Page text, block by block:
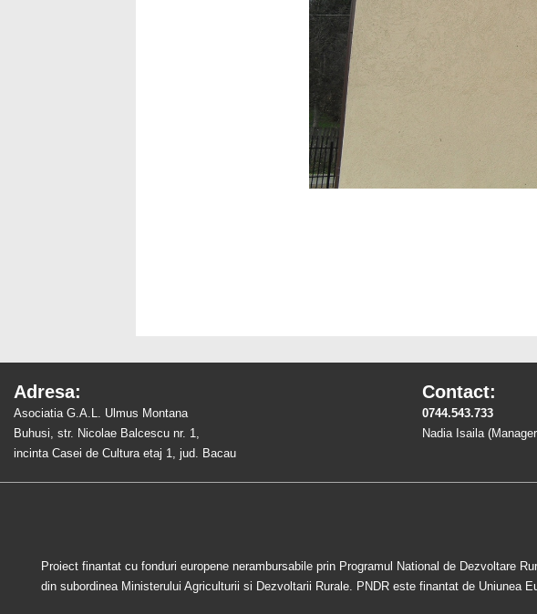
Adresa:
Asociatia G.A.L. Ulmus Montana
Buhusi, str. Nicolae Balcescu nr. 1,
incinta Casei de Cultura etaj 1, jud. Bacau
Contact:
0744.543.733
Nadia Isaila
Proiect finantat cu fonduri europene nerambursabile prin Programul National de Dezvoltare
din subordinea Ministerului Agriculturii si Dezvoltarii Rurale. PNDR este finantat de Uniunea